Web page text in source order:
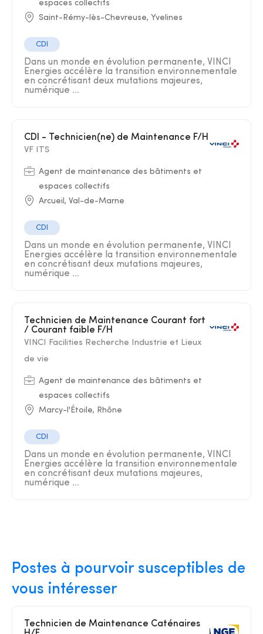
espaces collectifs
Saint-Rémy-lès-Chevreuse, Yvelines
CDI
Dans un monde en évolution permanente, VINCI
Energies accélère la transition environnementale
en concrétisant deux mutations majeures,
numérique ...
CDI - Technicien(ne) de Maintenance F/H
VF ITS
Agent de maintenance des bâtiments et
espaces collectifs
Arcueil, Val-de-Marne
CDI
Dans un monde en évolution permanente, VINCI
Energies accélère la transition environnementale
en concrétisant deux mutations majeures,
numérique ...
/ Courant faible F/H
VINCI Facilities Recherche Industrie et Lieux
de vie
Agent de maintenance des bâtiments et
espaces collectifs
Marcy-l'Étoile, Rhône
CDI
Dans un monde en évolution permanente, VINCI
Energies accélère la transition environnementale
en concrétisant deux mutations majeures,
numérique ...
Postes à pourvoir susceptibles de
vous intéresser